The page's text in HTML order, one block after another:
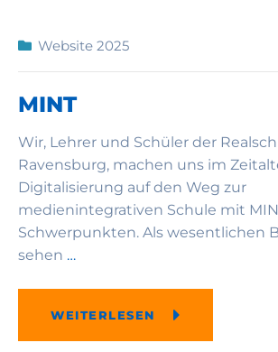
Website 2025
MINT
Wir, Lehrer und Schüler der
Ravensburg, machen uns im
Digitalisierung auf den Weg zur
medienintegrativen Schule mit
Schwerpunkten. Als wesentlichen
sehen …
WEITERLESEN